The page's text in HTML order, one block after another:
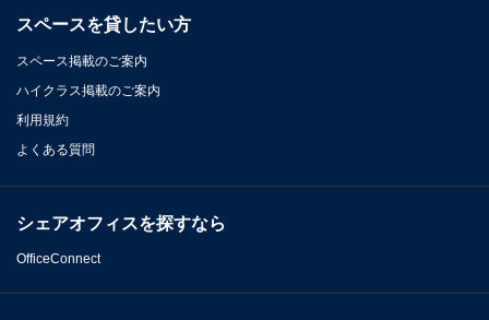
スペースを貸したい方
スペース掲載のご案内
ハイクラス掲載のご案内
利用規約
よくある質問
シェアオフィスを探すなら
OfficeConnect